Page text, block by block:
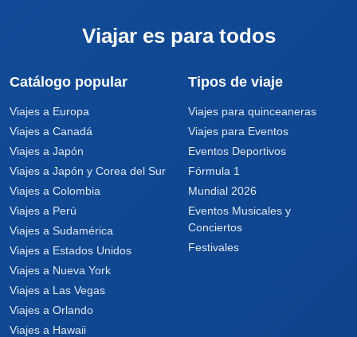
Viajar es para todos
Catálogo popular
Viajes a Europa
Viajes a Canadá
Viajes a Japón
Viajes a Japón y Corea del Sur
Viajes a Colombia
Viajes a Perú
Viajes a Sudamérica
Viajes a Estados Unidos
Viajes a Nueva York
Viajes a Las Vegas
Viajes a Orlando
Viajes a Hawaii
Tipos de viaje
Viajes para quinceaneras
Viajes para Eventos
Eventos Deportivos
Fórmula 1
Mundial 2026
Eventos Musicales y
Conciertos
Festivales